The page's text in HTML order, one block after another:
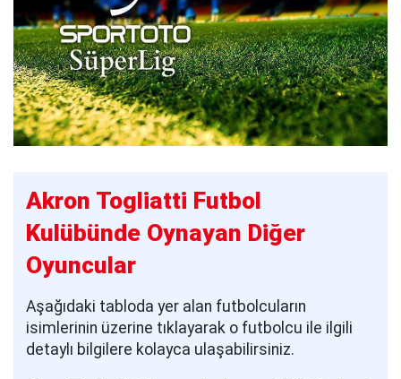
Akron Togliatti Futbol
Kulübünde Oynayan Diğer
Oyuncular
Aşağıdaki tabloda yer alan futbolcuların
isimlerinin üzerine tıklayarak o futbolcu ile ilgili
detaylı bilgilere kolayca ulaşabilirsiniz.